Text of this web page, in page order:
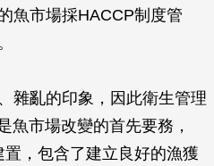
魚市場採HACCP制度管
雜亂的印象，因此衛生管理
魚市場改變的首先要務，
，包含了建立良好的漁獲